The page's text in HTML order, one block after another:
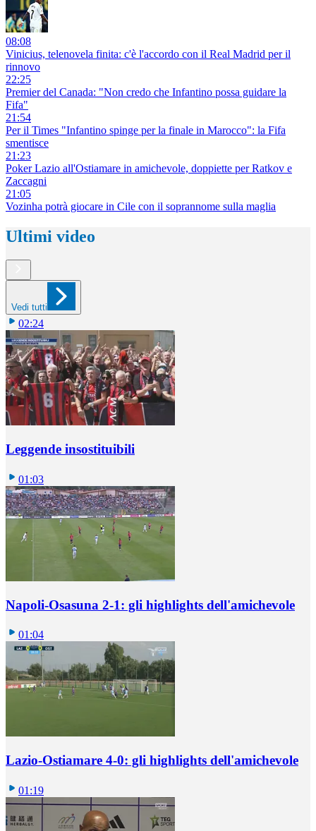
08:08
Vinicius, telenovela finita: c'è l'accordo con il Real Madrid per il
rinnovo
22:25
Premier del Canada: "Non credo che Infantino possa guidare la
Fifa"
21:54
Per il Times "Infantino spinge per la finale in Marocco": la Fifa
smentisce
21:23
Poker Lazio all'Ostiamare in amichevole, doppiette per Ratkov e
Zaccagni
21:05
Vozinha potrà giocare in Cile con il soprannome sulla maglia
Ultimi video
Vedi tutti
02:24
Leggende insostituibili
01:03
Napoli-Osasuna 2-1: gli highlights dell'amichevole
01:04
Lazio-Ostiamare 4-0: gli highlights dell'amichevole
01:19